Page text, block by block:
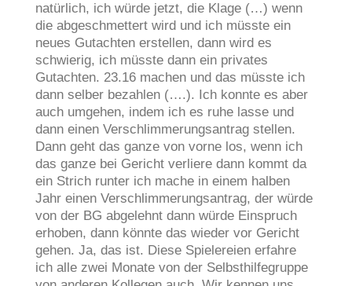
natürlich, ich würde jetzt, die Klage (…) wenn
die abgeschmettert wird und ich müsste ein
neues Gutachten erstellen, dann wird es
schwierig, ich müsste dann ein privates
Gutachten. 23.16 machen und das müsste ich
dann selber bezahlen (….). Ich konnte es aber
auch umgehen, indem ich es ruhe lasse und
dann einen Verschlimmerungsantrag stellen.
Dann geht das ganze von vorne los, wenn ich
das ganze bei Gericht verliere dann kommt da
ein Strich runter ich mache in einem halben
Jahr einen Verschlimmerungsantrag, der würde
von der BG abgelehnt dann würde Einspruch
erhoben, dann könnte das wieder vor Gericht
gehen. Ja, das ist. Diese Spielereien erfahre
ich alle zwei Monate von der Selbsthilfegruppe